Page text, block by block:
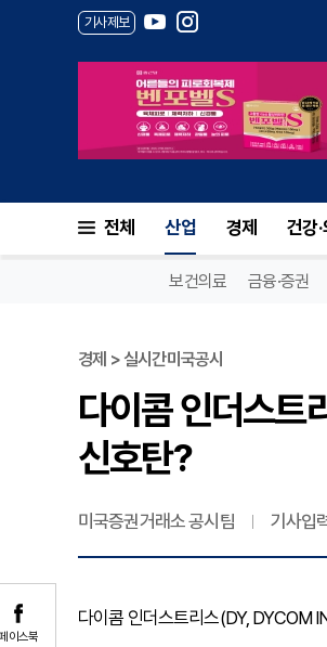
기사제보
전체 산업 경제 건강
보건의료 금융·증권
이스북
경제 > 실시간미국공시
다이콤 인더스트
신호탄?
미국증권거래소 공시팀 기사입
다이콤 인더스트리스(DY, DYCOM